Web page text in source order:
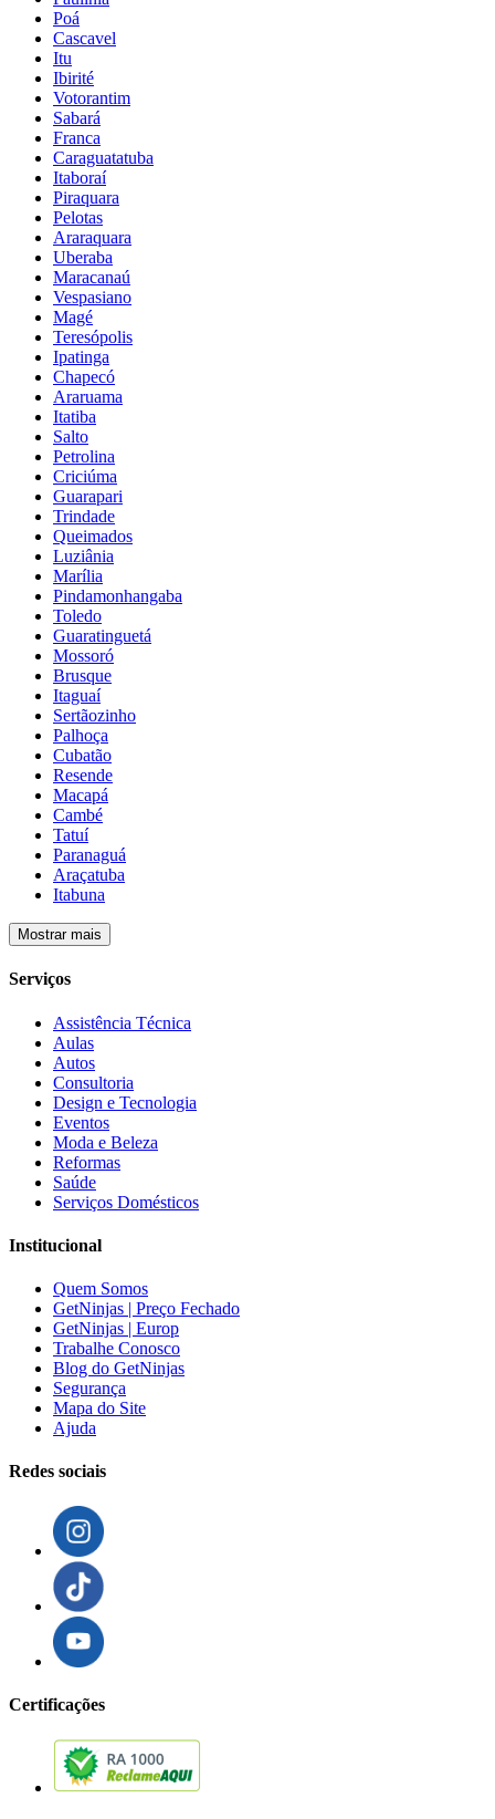
Poá
Cascavel
Itu
Ibirité
Votorantim
Sabará
Franca
Caraguatatuba
Itaboraí
Piraquara
Pelotas
Araraquara
Uberaba
Maracanaú
Vespasiano
Magé
Teresópolis
Ipatinga
Chapecó
Araruama
Itatiba
Salto
Petrolina
Criciúma
Guarapari
Trindade
Queimados
Luziânia
Marília
Pindamonhangaba
Toledo
Guaratinguetá
Mossoró
Brusque
Itaguaí
Sertãozinho
Palhoça
Cubatão
Resende
Macapá
Cambé
Tatuí
Paranaguá
Araçatuba
Itabuna
Mostrar mais
Serviços
Assistência Técnica
Aulas
Autos
Consultoria
Design e Tecnologia
Eventos
Moda e Beleza
Reformas
Saúde
Serviços Domésticos
Institucional
Quem Somos
GetNinjas | Preço Fechado
GetNinjas | Europ
Trabalhe Conosco
Blog do GetNinjas
Segurança
Mapa do Site
Ajuda
Redes sociais
Certificações